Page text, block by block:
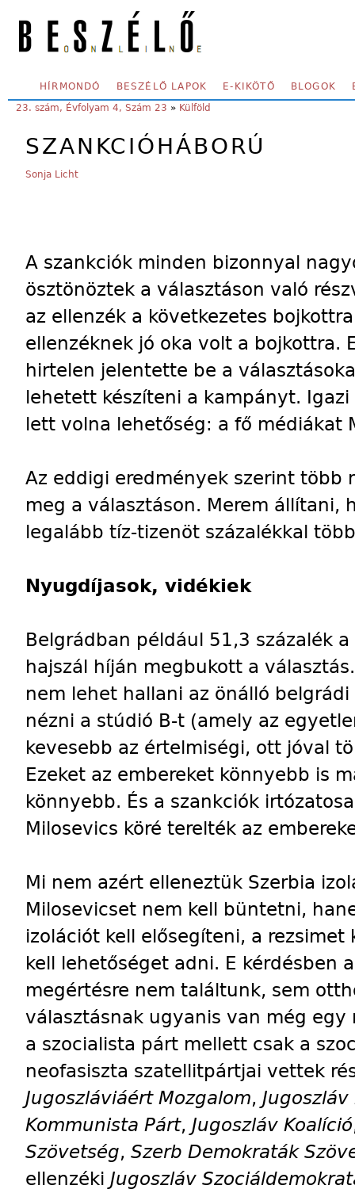
SECONDARY MENU
HÍRMONDÓ BESZÉLŐ LAPOK E-KIKÖTŐ BLOGOK
YOU ARE HERE:
23. szám, Évfolyam 4, Szám 23 » Külföld
SZANKCIÓHÁBORÚ
Sonja Licht
A szankciók minden bizonnyal
ösztönöztek a választáson való
az ellenzék a következetes
ellenzéknek jó oka volt a bojkottra.
hirtelen jelentette be a
lehetett készíteni a kampányt.
lett volna lehetőség: a fő médiákat
Az eddigi eredmények szerint több
meg a választáson. Merem állítani,
legalább tíz-tizenöt százalékkal
Nyugdíjasok, vidékiek
Belgrádban például 51,3 százalék
hajszál híján megbukott a
nem lehet hallani az önálló
nézni a stúdió B-t (amely az
kevesebb az értelmiségi, ott jóval
Ezeket az embereket könnyebb is
könnyebb. És a szankciók
Milosevics köré terelték az
Mi nem azért elleneztük Szerbia
Milosevicset nem kell büntetni,
izolációt kell elősegíteni, a rezsimet
kell lehetőséget adni. E kérdésben
megértésre nem találtunk, sem
választásnak ugyanis van még
a szocialista párt mellett csak a
neofasiszta szatellitpártjai vettek
Jugoszláviáért Mozgalom,
Kommunista Párt, Jugoszláv Koalíció
Szövetség, Szerb Demokraták
ellenzéki Jugoszláv